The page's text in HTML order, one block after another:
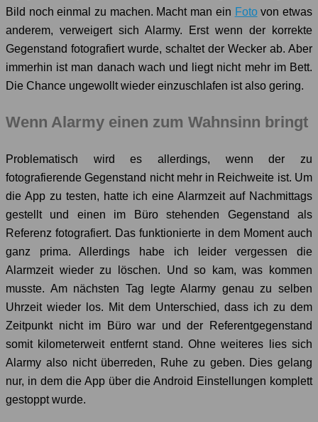
Bild noch einmal zu machen. Macht man ein Fotovon etwas
anderem, verweigert sich Alarmy. Erst wenn der korrekte
Gegenstand fotografiert wurde, schaltet der Wecker ab. Aber
immerhin ist man danach wach und liegt nicht mehr im Bett.
Die Chance ungewollt wieder einzuschlafen ist also gering.
Wenn Alarmy einen zum Wahnsinn bringt
Problematisch wird es allerdings, wenn der zu
fotografierende Gegenstand nicht mehr in Reichweite ist. Um
die App zu testen, hatte ich eine Alarmzeit auf Nachmittags
gestellt und einen im Büro stehenden Gegenstand als
Referenz fotografiert. Das funktionierte in dem Moment auch
ganz prima. Allerdings habe ich leider vergessen die
Alarmzeit wieder zu löschen. Und so kam, was kommen
musste. Am nächsten Tag legte Alarmy genau zu selben
Uhrzeit wieder los. Mit dem Unterschied, dass ich zu dem
Zeitpunkt nicht im Büro war und der Referentgegenstand
somit kilometerweit entfernt stand. Ohne weiteres lies sich
Alarmy also nicht überreden, Ruhe zu geben. Dies gelang
nur, in dem die App über die Android Einstellungen komplett
gestoppt wurde.